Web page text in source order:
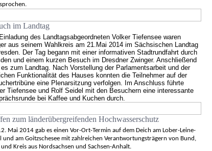
im Landtag
des Landtagsabgeordneten Volker Tiefensee waren
aus seinem Wahlkreis am 21.Mai 2014 im Sächsischen Landtag
Der Tag begann mit einer informativen Stadtrundfahrt durch
und einem kurzen Besuch im Dresdner Zwinger. Anschließend
zum Landtag. Nach Vorstellung der Parlamentsarbeit und der
Funktionalität des Hauses konnten die Teilnehmer auf der
eine Plenarsitzung verfolgen. Im Anschluss führte
Tiefensee und Rolf Seidel mit den Besuchern eine interessante
bei Kaffee und Kuchen durch.
zum länderübergreifenden Hochwasserschutz
Mai 2014 gab es einen Vor-Ort-Termin auf dem Deich am Lober-Leine-
und am Goitzschesee mit zahlreichen Verantwortungsträgern von Bund,
und Kreis aus Nordsachsen und Sachsen-Anhalt.